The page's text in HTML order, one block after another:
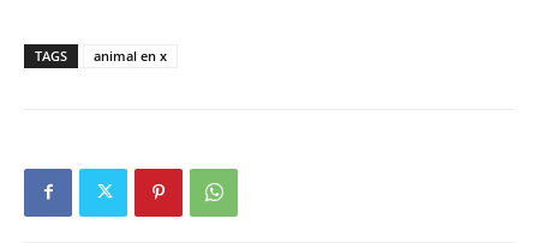
TAGS animal en x